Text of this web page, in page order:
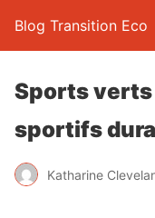
Blog Transition Eco
Sports verts
sportifs
Katharine